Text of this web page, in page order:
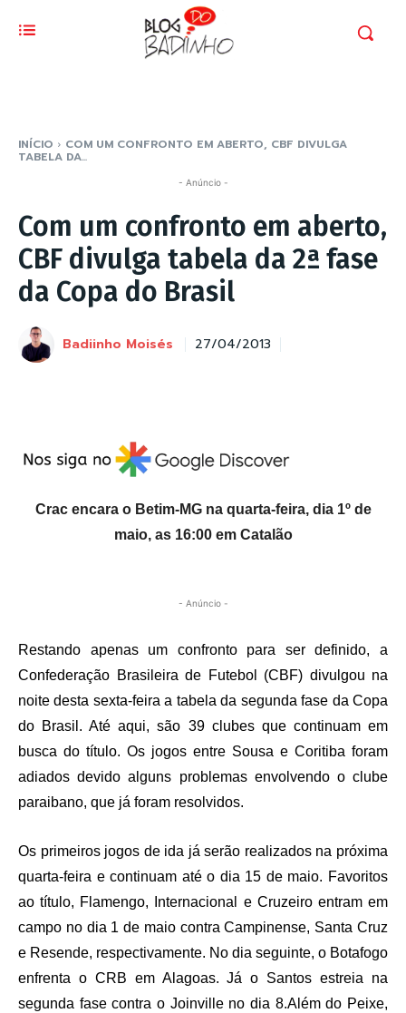
INÍCIO COM UM CONFRONTO EM ABERTO, CBF DIVULGA
TABELA DA...
- Anúncio -
Com um confronto em aberto,
CBF divulga tabela da 2ª fase
da Copa do Brasil
Badiinho Moisés 27/04/2013
Crac encara o Betim-MG na quarta-feira, dia 1º de
maio, as 16:00 em Catalão
- Anúncio -
Restando apenas um confronto para ser definido, a
Confederação Brasileira de Futebol (CBF) divulgou na
noite desta sexta-feira a tabela da segunda fase da Copa
do Brasil. Até aqui, são 39 clubes que continuam em
busca do título. Os jogos entre Sousa e Coritiba foram
adiados devido alguns problemas envolvendo o clube
paraibano, que já foram resolvidos.
Os primeiros jogos de ida já serão realizados na próxima
quarta-feira e continuam até o dia 15 de maio. Favoritos
ao título, Flamengo, Internacional e Cruzeiro entram em
campo no dia 1 de maio contra Campinense, Santa Cruz
e Resende, respectivamente. No dia seguinte, o Botafogo
enfrenta o CRB em Alagoas. Já o Santos estreia na
segunda fase contra o Joinville no dia 8.Além do Peixe,